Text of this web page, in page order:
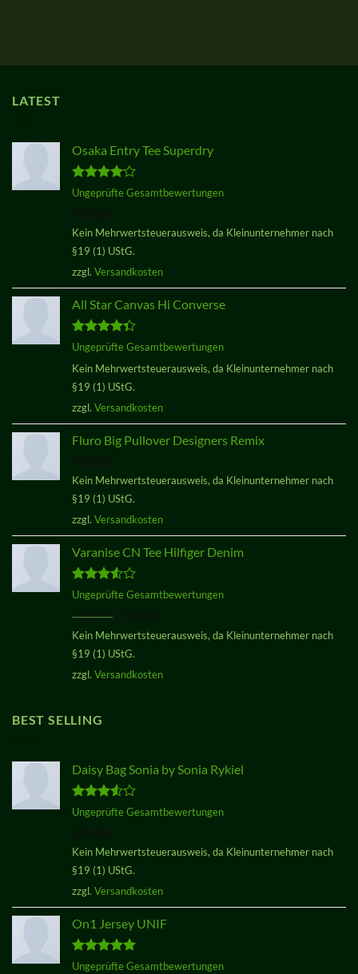
LATEST
Osaka Entry Tee Superdry
Bewertet
mit 4.00
Ungeprüfte Gesamtbewertungen
Kein Mehrwertsteuerausweis, da Kleinunternehmer nach
§19 (1) UStG.
zzgl. Versandkosten
All Star Canvas Hi Converse
Bewertet
von 5
Ungeprüfte Gesamtbewertungen
Kein Mehrwertsteuerausweis, da Kleinunternehmer nach
§19 (1) UStG.
zzgl. Versandkosten
Fluro Big Pullover Designers Remix
Kein Mehrwertsteuerausweis, da Kleinunternehmer nach
§19 (1) UStG.
zzgl. Versandkosten
Varanise CN Tee Hilfiger Denim
Bewertet
von 5
Ungeprüfte Gesamtbewertungen
29,00€
Preis
war:
Preis
Kein Mehrwertsteuerausweis, da Kleinunternehmer nach
§19 (1) UStG.
zzgl. Versandkosten
BEST SELLING
Daisy Bag Sonia by Sonia Rykiel
Bewertet
Ungeprüfte Gesamtbewertungen
Kein Mehrwertsteuerausweis, da Kleinunternehmer nach
§19 (1) UStG.
zzgl. Versandkosten
On1 Jersey UNIF
Bewertet
Ungeprüfte Gesamtbewertungen